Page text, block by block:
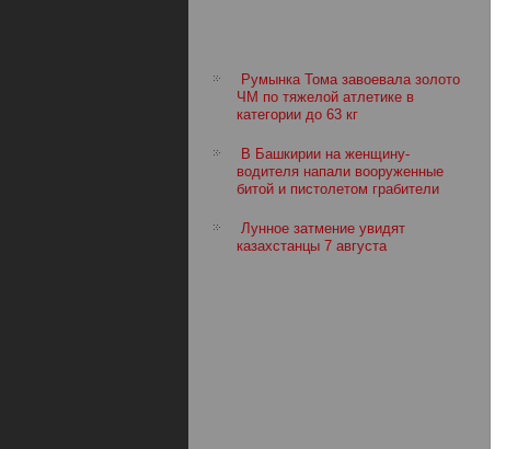
Румынка Тома завоевала золото
ЧМ по тяжелой атлетике в
категории до 63 кг
В Башкирии на женщину-
водителя напали вооруженные
битой и пистолетом грабители
Лунное затмение увидят
казахстанцы 7 августа